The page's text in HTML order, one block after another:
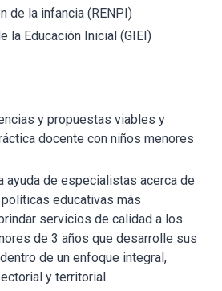
de la infancia (RENPI)
la Educación Inicial (GIEI)
y propuestas viables y
docente con niños menores
ayuda de especialistas acerca de
educativas más
servicios de calidad a los
de 3 años que desarrolle sus
de un enfoque integral,
y territorial.